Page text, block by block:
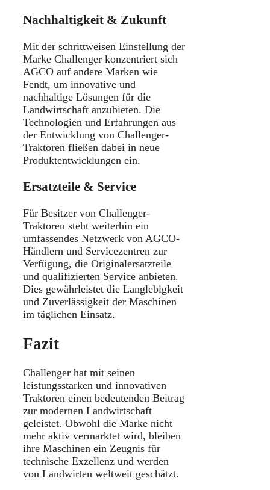
Nachhaltigkeit & Zukunft
Mit der schrittweisen Einstellung der
Marke Challenger konzentriert sich
AGCO auf andere Marken wie
Fendt, um innovative und
nachhaltige Lösungen für die
Landwirtschaft anzubieten. Die
Technologien und Erfahrungen aus
der Entwicklung von Challenger-
Traktoren fließen dabei in neue
Produktentwicklungen ein.
Ersatzteile & Service
Für Besitzer von Challenger-
Traktoren steht weiterhin ein
umfassendes Netzwerk von AGCO-
Händlern und Servicezentren zur
Verfügung, die Originalersatzteile
und qualifizierten Service anbieten.
Dies gewährleistet die Langlebigkeit
und Zuverlässigkeit der Maschinen
im täglichen Einsatz.
Fazit
Challenger hat mit seinen
leistungsstarken und innovativen
Traktoren einen bedeutenden Beitrag
zur modernen Landwirtschaft
geleistet. Obwohl die Marke nicht
mehr aktiv vermarktet wird, bleiben
ihre Maschinen ein Zeugnis für
technische Exzellenz und werden
von Landwirten weltweit geschätzt.